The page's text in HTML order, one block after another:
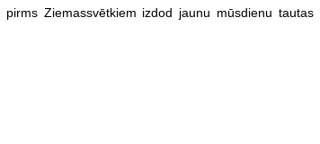
Ziemassvētkiem izdod jaunu mūsdienu tautas